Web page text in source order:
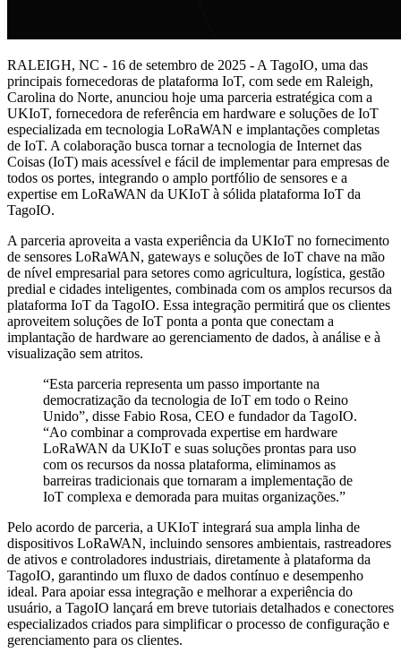
RALEIGH, NC - 16 de setembro de 2025 - A TagoIO, uma das
principais fornecedoras de plataforma IoT, com sede em Raleigh,
Carolina do Norte, anunciou hoje uma parceria estratégica com a
UKIoT, fornecedora de referência em hardware e soluções de IoT
especializada em tecnologia LoRaWAN e implantações completas
de IoT. A colaboração busca tornar a tecnologia de Internet das
Coisas (IoT) mais acessível e fácil de implementar para empresas de
todos os portes, integrando o amplo portfólio de sensores e a
expertise em LoRaWAN da UKIoT à sólida plataforma IoT da
TagoIO.
A parceria aproveita a vasta experiência da UKIoT no fornecimento
de sensores LoRaWAN, gateways e soluções de IoT chave na mão
de nível empresarial para setores como agricultura, logística, gestão
predial e cidades inteligentes, combinada com os amplos recursos da
plataforma IoT da TagoIO. Essa integração permitirá que os clientes
aproveitem soluções de IoT ponta a ponta que conectam a
implantação de hardware ao gerenciamento de dados, à análise e à
visualização sem atritos.
“Esta parceria representa um passo importante na
democratização da tecnologia de IoT em todo o Reino
Unido”, disse Fabio Rosa, CEO e fundador da TagoIO.
“Ao combinar a comprovada expertise em hardware
LoRaWAN da UKIoT e suas soluções prontas para uso
com os recursos da nossa plataforma, eliminamos as
barreiras tradicionais que tornaram a implementação de
IoT complexa e demorada para muitas organizações.”
Pelo acordo de parceria, a UKIoT integrará sua ampla linha de
dispositivos LoRaWAN, incluindo sensores ambientais, rastreadores
de ativos e controladores industriais, diretamente à plataforma da
TagoIO, garantindo um fluxo de dados contínuo e desempenho
ideal. Para apoiar essa integração e melhorar a experiência do
usuário, a TagoIO lançará em breve tutoriais detalhados e conectores
especializados criados para simplificar o processo de configuração e
gerenciamento para os clientes.